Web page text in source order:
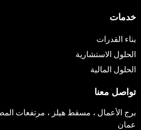
خدمات
بناء القدرات
الحلول الاستشارية
الحلول المالية
تواصل معنا
برج الأعمال ، مسقط هيلز ، مرتفعات
عمان